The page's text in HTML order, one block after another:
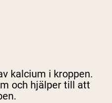
kalcium i kroppen.
och hjälper till att